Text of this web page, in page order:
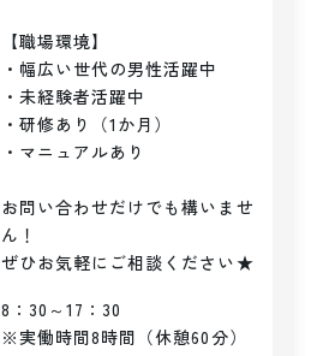
【職場環境】
・幅広い世代の男性活躍中
・未経験者活躍中
・研修あり（1か月）
・マニュアルあり
お問い合わせだけでも構いませ
ん！
ぜひお気軽にご相談ください★
8：30～17：30
※実働時間8時間（休憩60分）